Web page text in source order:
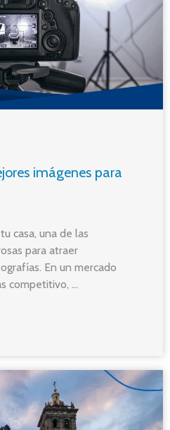
imágenes para
casa, una de las
para atraer
En un mercado
competitivo, ...